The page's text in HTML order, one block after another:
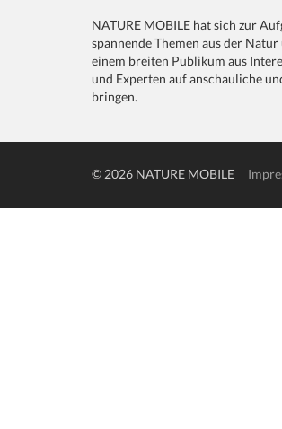
NATURE MOBILE hat sich zur
spannende Themen aus der
einem breiten Publikum aus
und Experten auf anschauliche
bringen.
© 2026 NATURE MOBILE